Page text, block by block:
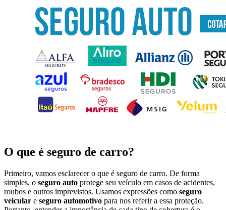
O que é seguro de carro?
Primeiro, vamos esclarecer o que é seguro de carro. De forma
simples, o seguro auto protege seu veículo em casos de acidentes,
roubos e outros imprevistos. Usamos expressões como seguro
veicular e seguro automotivo para nos referir a essa proteção.